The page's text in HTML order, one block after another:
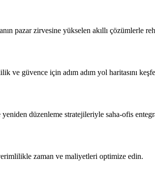
pazar zirvesine yükselen akıllı çözümlerle
ve güvence için adım adım yol haritasını
düzenleme stratejileriyle saha-ofis
zaman ve maliyetleri optimize edin.